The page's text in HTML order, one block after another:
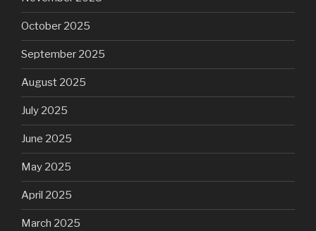
October 2025
September 2025
August 2025
July 2025
June 2025
May 2025
April 2025
March 2025